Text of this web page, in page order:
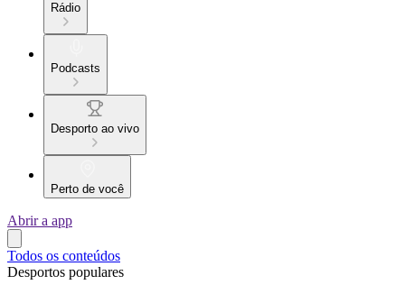
Rádio
Podcasts
Desporto ao vivo
Perto de você
Abrir a app
Todos os conteúdos
Desportos populares